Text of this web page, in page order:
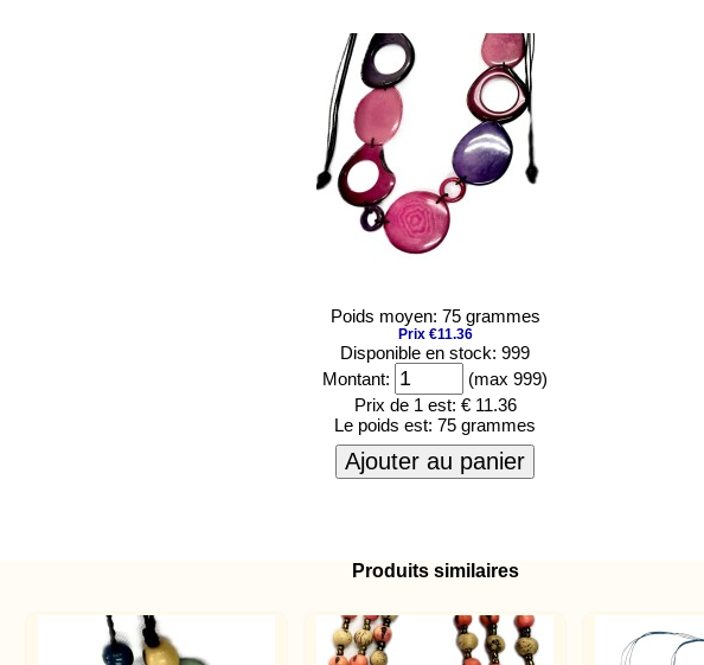
Poids moyen: 75 grammes
Prix €11.36
Disponible en stock: 999
Montant:
(max 999)
Prix de 1 est: € 11.36
Le poids est: 75 grammes
Ajouter au panier
Produits similaires